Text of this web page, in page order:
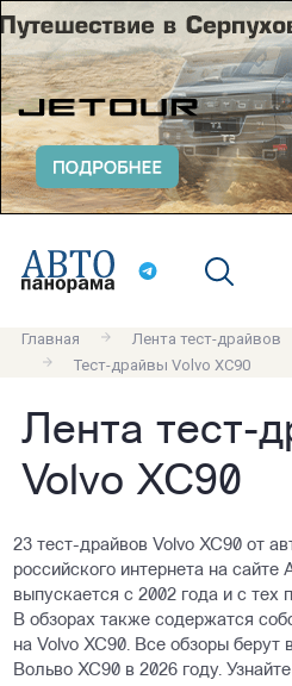
Главная Лента тест-драйвов
Тест-драйвы Volvo XC90
Лента тест-
Volvo XC90
23 тест-драйвов Volvo XC90 от
российского интернета на сайте
выпускается с 2002 года и с тех
В обзорах также содержатся
на Volvo XC90. Все обзоры берут
Вольво ХС90 в 2026 году.